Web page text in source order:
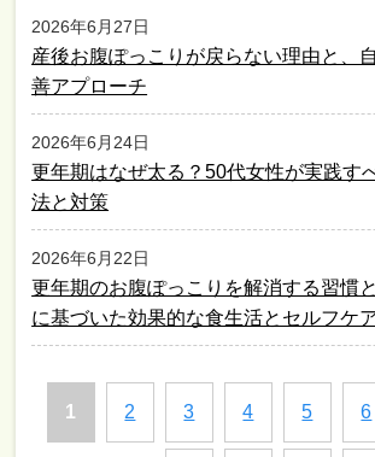
2026年6月27日
産後お腹ぽっこりが戻らない理由と、
善アプローチ
2026年6月24日
更年期はなぜ太る？50代女性が実践す
法と対策
2026年6月22日
更年期のお腹ぽっこりを解消する習慣
に基づいた効果的な食生活とセルフケ
1 2 3 4 5 6